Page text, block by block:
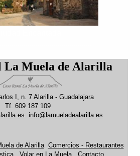
La Muela de Alarilla
I, n. 7 Alarilla - Guadalajara
Tf. 609 187 109
info@lamueladealarilla.es
de Alarilla Comercios - Restaurantes
Volar en La Muela Contacto